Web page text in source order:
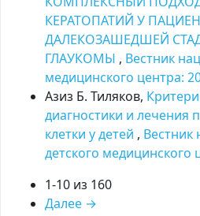
КЕРАТОПАТИЙ У
ДАЛЕКОЗАШЕДШЕЙ
ГЛАУКОМЫ , Вестник
медицинского центра:
Азиз Б. Тиляков,
диагностики и лечения
клетки у детей , Вестник
детского медицинского
1-10 из 160
Далее →